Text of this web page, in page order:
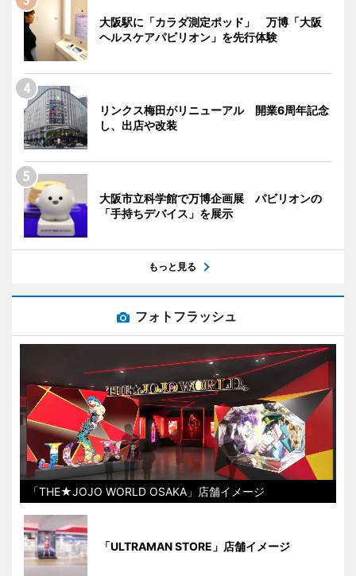
大阪駅に「カラダ測定ポッド」 万博「大阪
ヘルスケアパビリオン」を先行体験
リンクス梅田がリニューアル 開業6周年記念
し、出店や改装
大阪市立科学館で万博企画展 パビリオンの
「手持ちデバイス」を展示
もっと見る
フォトフラッシュ
「THE★JOJO WORLD OSAKA」店舗イメージ
「ULTRAMAN STORE」店舗イメージ